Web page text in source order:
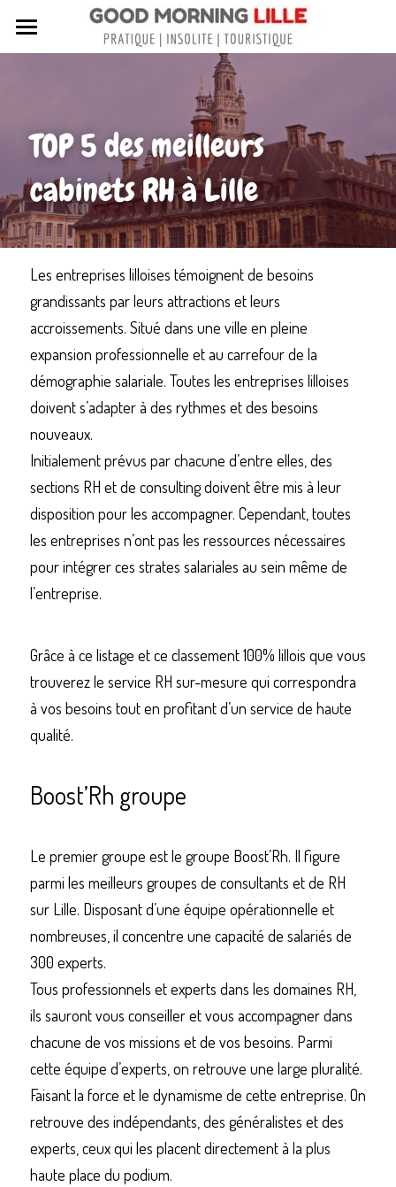
Lille de A à Z
Nos livres sur Lille
Lille insolite et secret
Street Art à Lille
Toutes les rues de Lille
Contactez-nous
Rechercher
Commander un de nos livres sur Lille
TOP 5 des meilleurs
cabinets RH à Lille
Les entreprises lilloises témoignent de besoins
grandissants par leurs attractions et leurs
accroissements. Situé dans une ville en pleine
expansion professionnelle et au carrefour de la
démographie salariale. Toutes les entreprises lilloises
doivent s’adapter à des rythmes et des besoins
nouveaux.
Initialement prévus par chacune d’entre elles, des
sections RH et de consulting doivent être mis à leur
disposition pour les accompagner. Cependant, toutes
les entreprises n’ont pas les ressources nécessaires
pour intégrer ces strates salariales au sein même de
l’entreprise.
Grâce à ce listage et ce classement 100% lillois que vous
trouverez le service RH sur-mesure qui correspondra
à vos besoins tout en profitant d’un service de haute
qualité.
Boost’Rh groupe
Le premier groupe est le groupe Boost’Rh. Il figure
parmi les meilleurs groupes de consultants et de RH
sur Lille. Disposant d’une équipe opérationnelle et
nombreuses, il concentre une capacité de salariés de
300 experts.
Tous professionnels et experts dans les domaines RH,
ils sauront vous conseiller et vous accompagner dans
chacune de vos missions et de vos besoins. Parmi
cette équipe d’experts, on retrouve une large pluralité.
Faisant la force et le dynamisme de cette entreprise. On
retrouve des indépendants, des généralistes et des
experts, ceux qui les placent directement à la plus
haute place du podium.